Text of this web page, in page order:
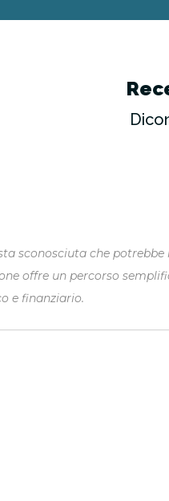
ostacoli culturali e far
per il titolo del libro:
continuo evolvono il